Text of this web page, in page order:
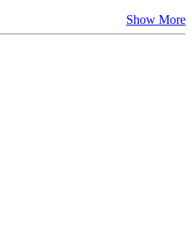
Show More